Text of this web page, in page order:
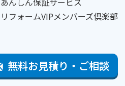
リフォームVIPメンバーズ倶楽部
無料お見積り・ご相談